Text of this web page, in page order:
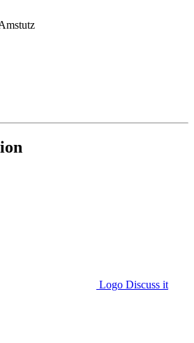
Logo Discuss it